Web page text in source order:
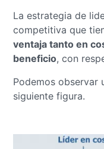
La estrategia de
competitiva que
ventaja tanto en
beneficio, con
Podemos observar
siguiente figura.